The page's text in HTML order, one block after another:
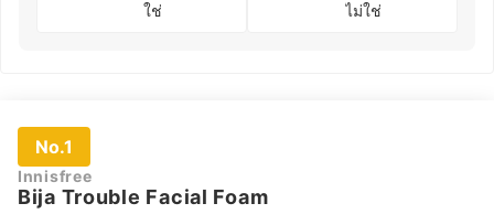
ใช่ ไม่ใช่
No.1
Innisfree
Bija Trouble Facial Foam